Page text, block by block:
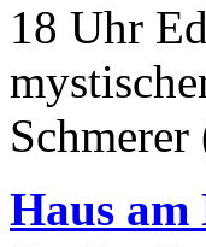
18 Uhr
Haus am